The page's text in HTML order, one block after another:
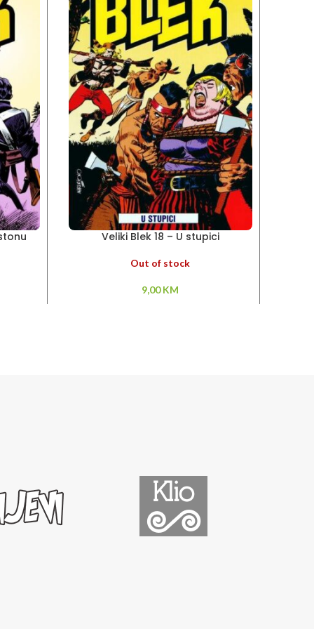
Veliki Blek 18 – U stupici
Out of stock
9,00KM